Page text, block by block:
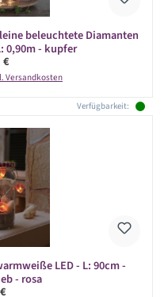
beleuchtete Diamanten
0,90m - kupfer
Preis:
€
Versandkosten
Verfügbarkeit:
LED - L: 90cm -
- rosa
Preis: